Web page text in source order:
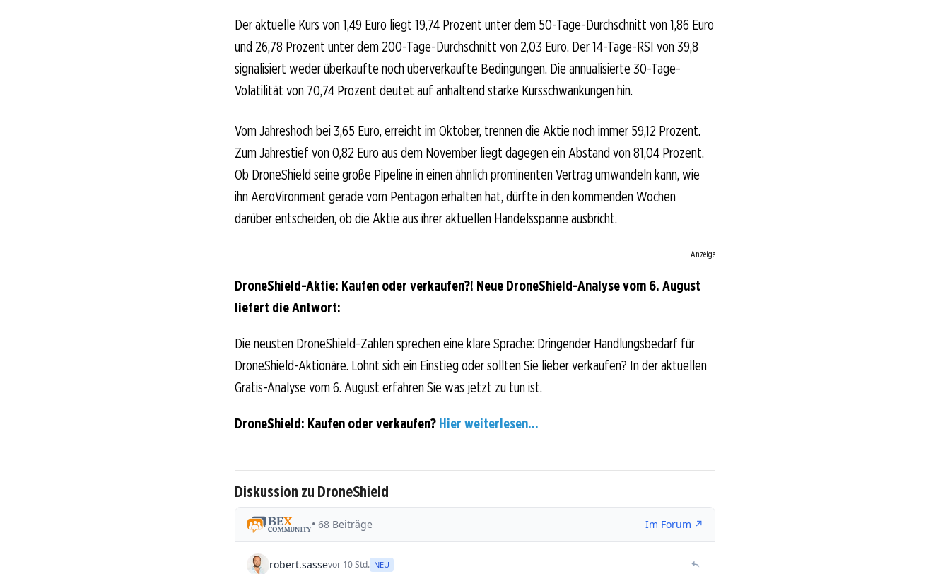
Der aktuelle Kurs von 1,49 Euro liegt 19,74 Prozent unter dem 50-Tage-Durchschnitt von 1,86 Euro
und 26,78 Prozent unter dem 200-Tage-Durchschnitt von 2,03 Euro. Der 14-Tage-RSI von 39,8
signalisiert weder überkaufte noch überverkaufte Bedingungen. Die annualisierte 30-Tage-
Volatilität von 70,74 Prozent deutet auf anhaltend starke Kursschwankungen hin.
Vom Jahreshoch bei 3,65 Euro, erreicht im Oktober, trennen die Aktie noch immer 59,12 Prozent.
Zum Jahrestief von 0,82 Euro aus dem November liegt dagegen ein Abstand von 81,04 Prozent.
Ob DroneShield seine große Pipeline in einen ähnlich prominenten Vertrag umwandeln kann, wie
ihn AeroVironment gerade vom Pentagon erhalten hat, dürfte in den kommenden Wochen
darüber entscheiden, ob die Aktie aus ihrer aktuellen Handelsspanne ausbricht.
Anzeige
DroneShield-Aktie: Kaufen oder verkaufen?! Neue DroneShield-Analyse vom 6. August
liefert die Antwort:
Die neusten DroneShield-Zahlen sprechen eine klare Sprache: Dringender Handlungsbedarf für
DroneShield-Aktionäre. Lohnt sich ein Einstieg oder sollten Sie lieber verkaufen? In der aktuellen
Gratis-Analyse vom 6. August erfahren Sie was jetzt zu tun ist.
DroneShield: Kaufen oder verkaufen? Hier weiterlesen...
Diskussion zu DroneShield